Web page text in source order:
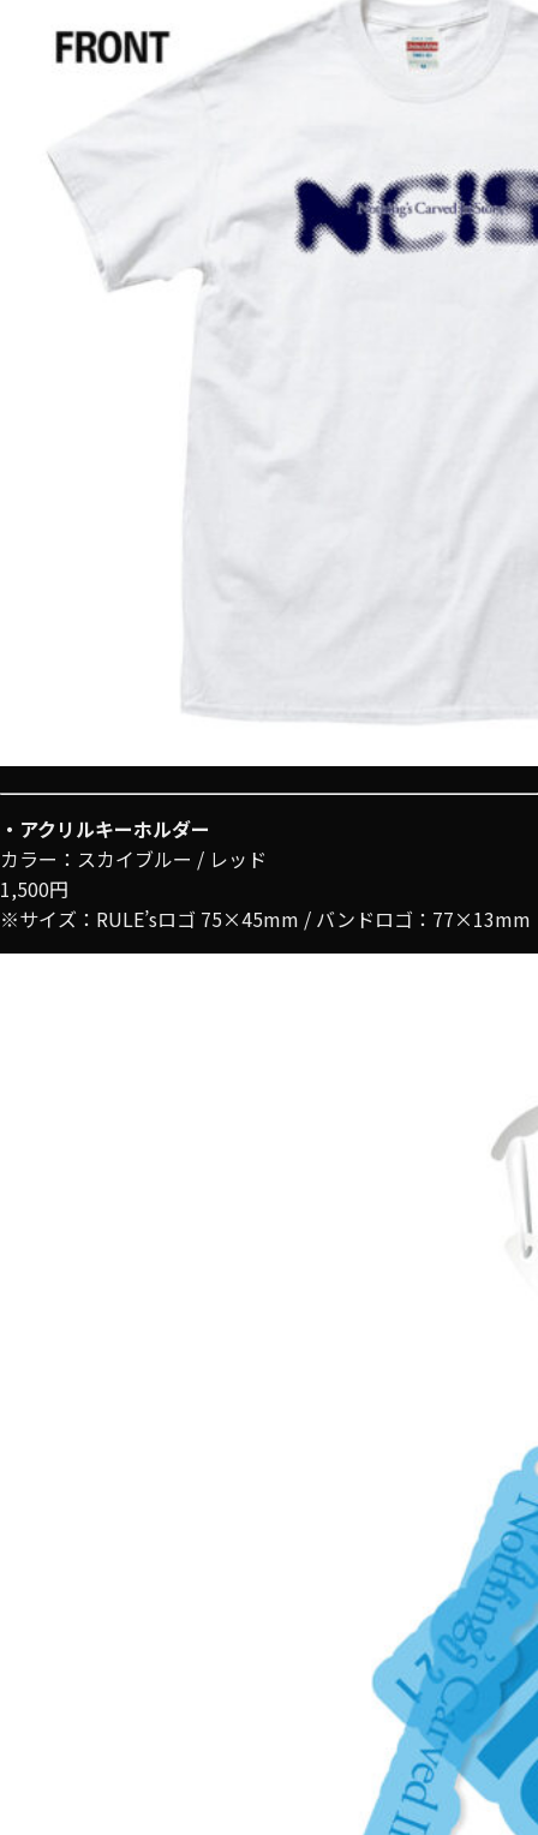
・アクリルキーホルダー
カラー：スカイブルー / レッド
1,500円
※サイズ：RULE’sロゴ 75×45mm / バンドロゴ：77×13mm